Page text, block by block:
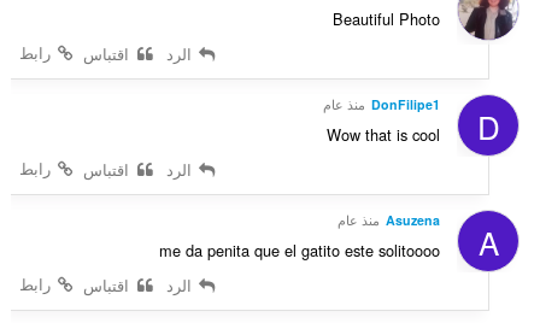
Beautiful Photo
رابط
الرد اقتباس
D
DonFilipe1 منذ عام
Wow that is cool
رابط
الرد اقتباس
A
Asuzena منذ عام
me da penita que el gatito este solitoooo
رابط
الرد اقتباس